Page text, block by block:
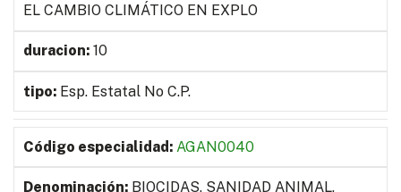
EL CAMBIO CLIMÁTICO EN EXPLO
10
Esp. Estatal No C.P.
AGAN0040
BIOCIDAS, SANIDAD ANIMAL,